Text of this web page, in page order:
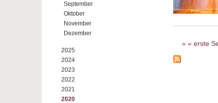
September
Oktober
November
Dezember
2025
2024
2023
2022
2021
2020
Seiten
« erste